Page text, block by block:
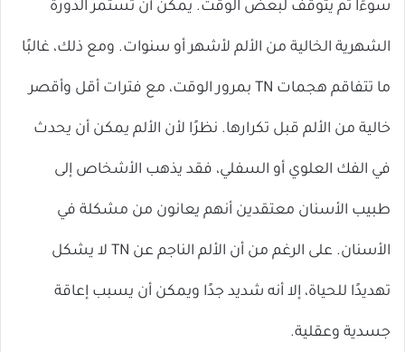
سوءًا ثم يتوقف لبعض الوقت. يمكن أن تستمر الدورة
الشهرية الخالية من الألم لأشهر أو سنوات. ومع ذلك، غالبًا
ما تتفاقم هجمات TN بمرور الوقت، مع فترات أقل وأقصر
خالية من الألم قبل تكرارها. نظرًا لأن الألم يمكن أن يحدث
في الفك العلوي أو السفلي، فقد يذهب الأشخاص إلى
طبيب الأسنان معتقدين أنهم يعانون من مشكلة في
الأسنان. على الرغم من أن الألم الناجم عن TN لا يشكل
تهديدًا للحياة، إلا أنه شديد جدًا ويمكن أن يسبب إعاقة
جسدية وعقلية.